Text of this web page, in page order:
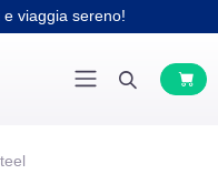
viaggia sereno!